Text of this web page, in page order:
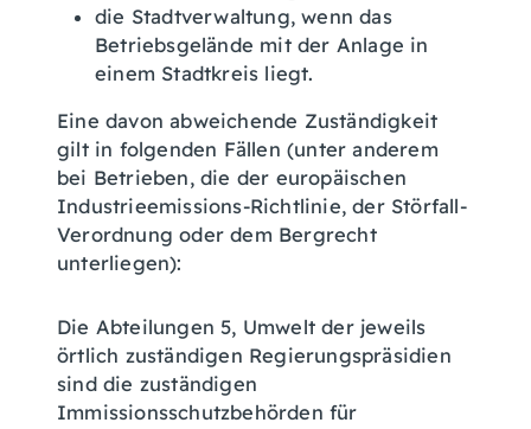
die Stadtverwaltung, wenn das
Betriebsgelände mit der Anlage in
einem Stadtkreis liegt.
Eine davon abweichende Zuständigkeit
gilt in folgenden Fällen (unter anderem
bei Betrieben, die der europäischen
Industrieemissions-Richtlinie, der Störfall-
Verordnung oder dem Bergrecht
unterliegen):
Die Abteilungen 5, Umwelt der jeweils
örtlich zuständigen Regierungspräsidien
sind die zuständigen
Immissionsschutzbehörden für